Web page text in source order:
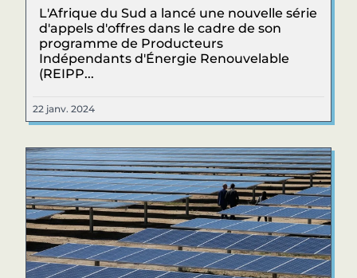
L'Afrique du Sud a lancé une nouvelle série
d'appels d'offres dans le cadre de son
programme de Producteurs
Indépendants d'Énergie Renouvelable
(REIPP...
22 janv. 2024